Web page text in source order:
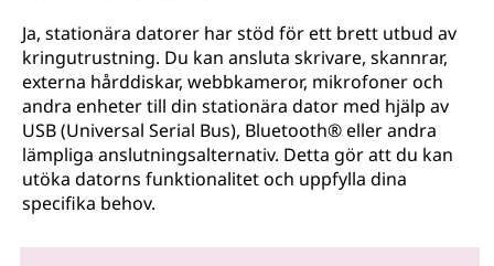
Ja, stationära datorer har stöd för ett brett utbud av
kringutrustning. Du kan ansluta skrivare, skannrar,
externa hårddiskar, webbkameror, mikrofoner och
andra enheter till din stationära dator med hjälp av
USB (Universal Serial Bus), Bluetooth® eller andra
lämpliga anslutningsalternativ. Detta gör att du kan
utöka datorns funktionalitet och uppfylla dina
specifika behov.